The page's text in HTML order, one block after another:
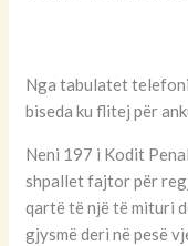
Nga tabulatet
biseda ku flitej për
Neni 197 i Kodit
shpallet fajtor për
qartë të një të mituri
gjysmë deri në pesë